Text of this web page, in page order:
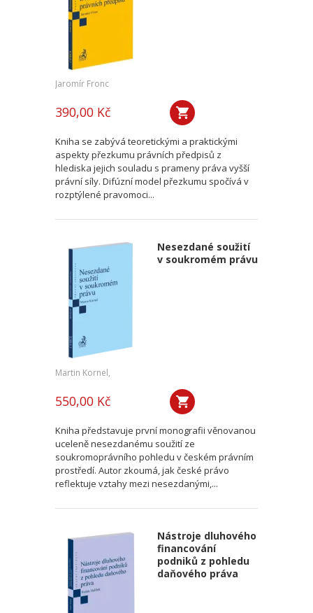
Jaromír Fronc
390,00 Kč
Kniha se zabývá teoretickými a praktickými
aspekty přezkumu právních předpisů z
hlediska jejich souladu s prameny práva vyšší
právní síly. Difúzní model přezkumu spočívá v
rozptýlené pravomoci...
Nesezdané soužití
v soukromém právu
Martin Kornel,
550,00 Kč
Kniha představuje první monografii věnovanou
uceleně nesezdanému soužití ze
soukromoprávního pohledu v českém právním
prostředí. Autor zkoumá, jak české právo
reflektuje vztahy mezi nesezdanými,...
Nástroje dluhového
financování
podniků z pohledu
daňového práva